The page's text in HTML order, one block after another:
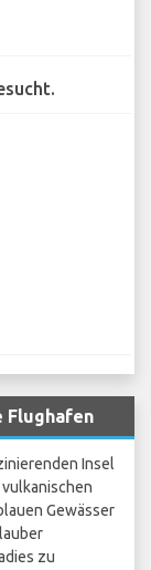
Flughafen
Insel
Gewässer
zu